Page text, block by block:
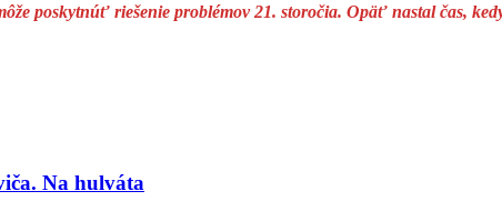
poskytnúť riešenie problémov 21. storočia. Opäť nastal čas,
Na hulváta